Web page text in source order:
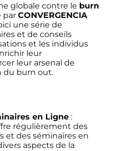
globale contre le burn
par CONVERGENCIA
une série de
et de conseils
et les individus
leur
leur arsenal de
du burn out.
en Ligne :
régulièrement des
et des séminaires en
aspects de la